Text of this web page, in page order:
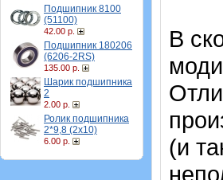
Подшипник 8100
(51100)
42.00 р.
Подшипник 180206
(6206-2RS)
135.00 р.
Шарик подшипника
2
2.00 р.
Ролик подшипника
2*9,8 (2х10)
6.00 р.
В
(и